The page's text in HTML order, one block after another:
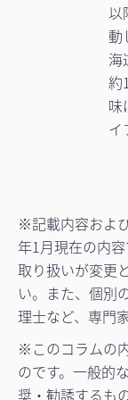
以
動
海
約
味
イ
※記載内容およ
年1月現在の内
取り扱いが変更
い。また、個別
理士など、専門
※このコラムの
のです。一般的
奨・勧誘するも